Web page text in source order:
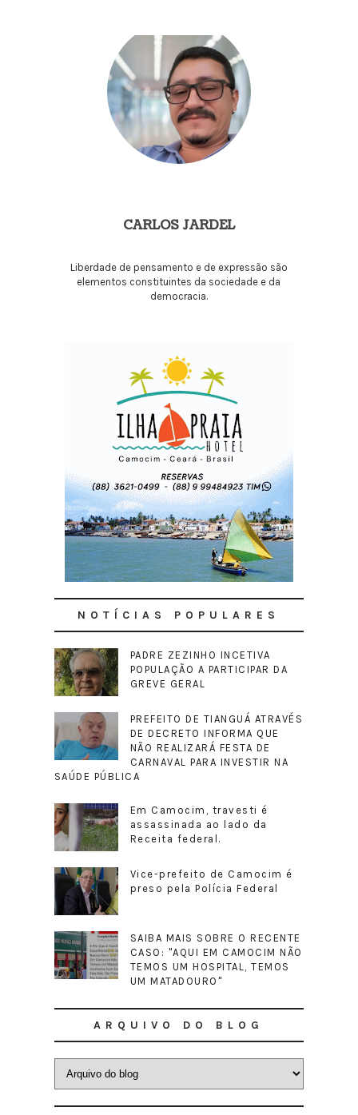
CARLOS JARDEL
Liberdade de pensamento e de expressão são
elementos constituintes da sociedade e da
democracia.
NOTÍCIAS POPULARES
PADRE ZEZINHO INCETIVA
POPULAÇÃO A PARTICIPAR DA
GREVE GERAL
PREFEITO DE TIANGUÁ ATRAVÉS
DE DECRETO INFORMA QUE
NÃO REALIZARÁ FESTA DE
CARNAVAL PARA INVESTIR NA
SAÚDE PÚBLICA
Em Camocim, travesti é
assassinada ao lado da
Receita federal.
Vice-prefeito de Camocim é
preso pela Polícia Federal
SAIBA MAIS SOBRE O RECENTE
CASO: "AQUI EM CAMOCIM NÃO
TEMOS UM HOSPITAL, TEMOS
UM MATADOURO"
ARQUIVO DO BLOG